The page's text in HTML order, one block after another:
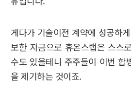
게다가 기술이전 계약에 성공하
보한 자금으로 휴온스랩은 스스
수도 있을테니 주주들이 이번 합
을 제기하는 것이죠.